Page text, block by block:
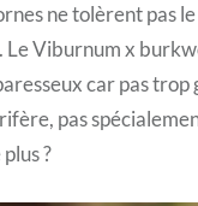
ne tolèrent pas
Le Viburnum x
car pas trop
pas
?